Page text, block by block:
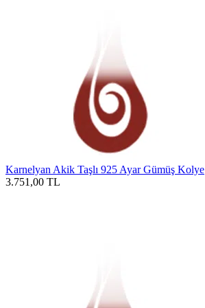
Karnelyan Akik Taşlı 925 Ayar Gümüş Kolye
3.751,00 TL